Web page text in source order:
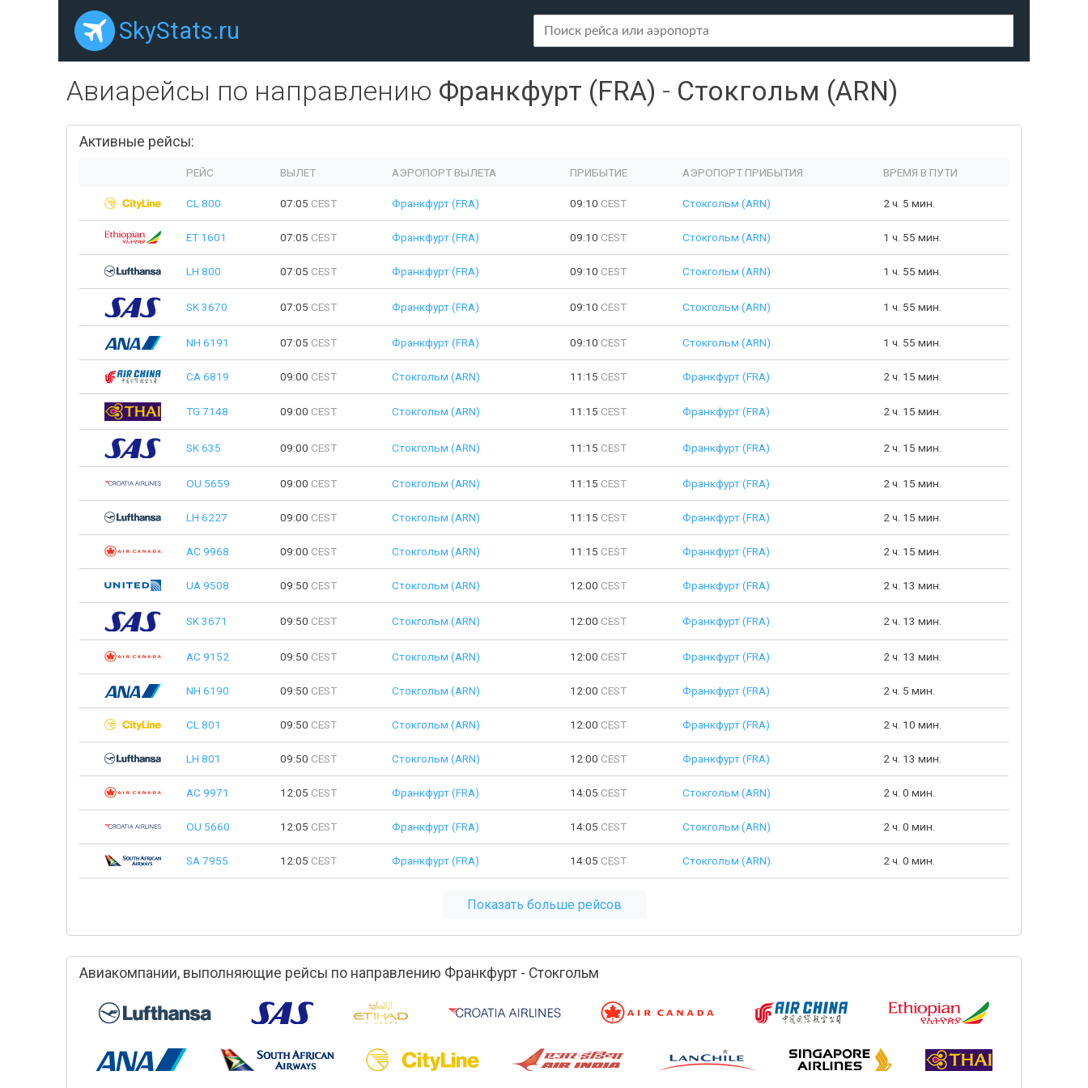
SkyStats.ru
Авиарейсы по направлению Франкфурт (FRA) - Стокгольм (ARN)
Активные рейсы:
РЕЙС ВЫЛЕТ АЭРОПОРТ ВЫЛЕТА ПРИБЫТИЕ АЭРОПОРТ ПРИБЫТИЯ ВРЕМЯ В ПУТИ
CL 800 07:05 CEST Франкфурт (FRA) 09:10 CEST Стокгольм (ARN) 2 ч. 5 мин.
ET 1601 07:05 CEST Франкфурт (FRA) 09:10 CEST Стокгольм (ARN) 1 ч. 55 мин.
LH 800 07:05 CEST Франкфурт (FRA) 09:10 CEST Стокгольм (ARN) 1 ч. 55 мин.
SK 3670 07:05 CEST Франкфурт (FRA) 09:10 CEST Стокгольм (ARN) 1 ч. 55 мин.
NH 6191 07:05 CEST Франкфурт (FRA) 09:10 CEST Стокгольм (ARN) 1 ч. 55 мин.
CA 6819 09:00 CEST Стокгольм (ARN) 11:15 CEST Франкфурт (FRA) 2 ч. 15 мин.
TG 7148 09:00 CEST Стокгольм (ARN) 11:15 CEST Франкфурт (FRA) 2 ч. 15 мин.
SK 635 09:00 CEST Стокгольм (ARN) 11:15 CEST Франкфурт (FRA) 2 ч. 15 мин.
OU 5659 09:00 CEST Стокгольм (ARN) 11:15 CEST Франкфурт (FRA) 2 ч. 15 мин.
LH 6227 09:00 CEST Стокгольм (ARN) 11:15 CEST Франкфурт (FRA) 2 ч. 15 мин.
AC 9968 09:00 CEST Стокгольм (ARN) 11:15 CEST Франкфурт (FRA) 2 ч. 15 мин.
UA 9508 09:50 CEST Стокгольм (ARN) 12:00 CEST Франкфурт (FRA) 2 ч. 13 мин.
SK 3671 09:50 CEST Стокгольм (ARN) 12:00 CEST Франкфурт (FRA) 2 ч. 13 мин.
AC 9152 09:50 CEST Стокгольм (ARN) 12:00 CEST Франкфурт (FRA) 2 ч. 13 мин.
NH 6190 09:50 CEST Стокгольм (ARN) 12:00 CEST Франкфурт (FRA) 2 ч. 5 мин.
CL 801 09:50 CEST Стокгольм (ARN) 12:00 CEST Франкфурт (FRA) 2 ч. 10 мин.
LH 801 09:50 CEST Стокгольм (ARN) 12:00 CEST Франкфурт (FRA) 2 ч. 13 мин.
AC 9971 12:05 CEST Франкфурт (FRA) 14:05 CEST Стокгольм (ARN) 2 ч. 0 мин.
OU 5660 12:05 CEST Франкфурт (FRA) 14:05 CEST Стокгольм (ARN) 2 ч. 0 мин.
SA 7955 12:05 CEST Франкфурт (FRA) 14:05 CEST Стокгольм (ARN) 2 ч. 0 мин.
Показать больше рейсов
Авиакомпании, выполняющие рейсы по направлению Франкфурт - Стокгольм